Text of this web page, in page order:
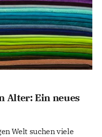
Alter: Ein neues
Welt suchen viele